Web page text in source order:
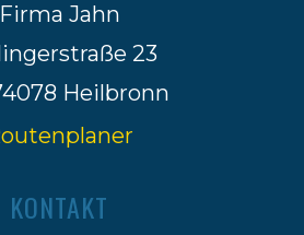
Firma Jahn
23
Heilbronn
KONTAKT